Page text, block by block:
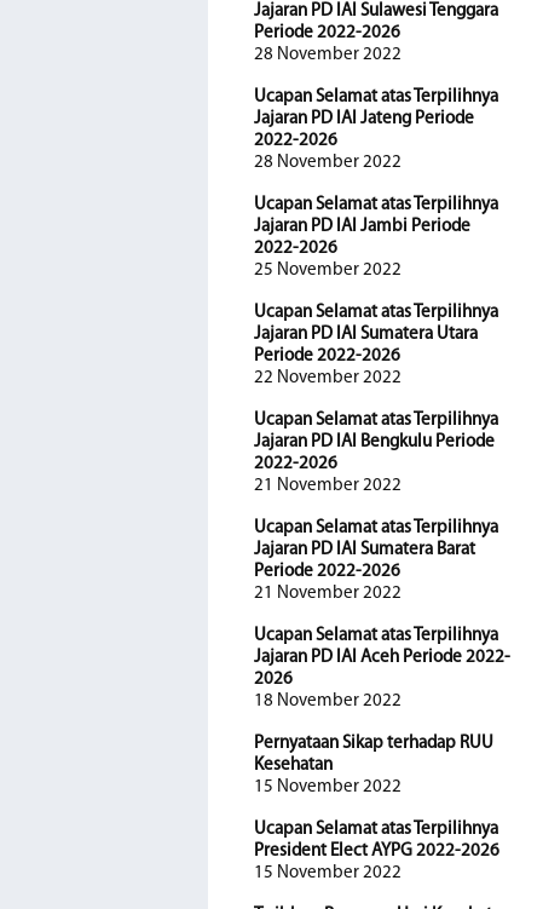
Jajaran PD IAI Sulawesi Tenggara
Periode 2022-2026
28 November 2022
Ucapan Selamat atas Terpilihnya
Jajaran PD IAI Jateng Periode
2022-2026
28 November 2022
Ucapan Selamat atas Terpilihnya
Jajaran PD IAI Jambi Periode
2022-2026
25 November 2022
Ucapan Selamat atas Terpilihnya
Jajaran PD IAI Sumatera Utara
Periode 2022-2026
22 November 2022
Ucapan Selamat atas Terpilihnya
Jajaran PD IAI Bengkulu Periode
2022-2026
21 November 2022
Ucapan Selamat atas Terpilihnya
Jajaran PD IAI Sumatera Barat
Periode 2022-2026
21 November 2022
Ucapan Selamat atas Terpilihnya
Jajaran PD IAI Aceh Periode 2022-
2026
18 November 2022
Pernyataan Sikap terhadap RUU
Kesehatan
15 November 2022
Ucapan Selamat atas Terpilihnya
President Elect AYPG 2022-2026
15 November 2022